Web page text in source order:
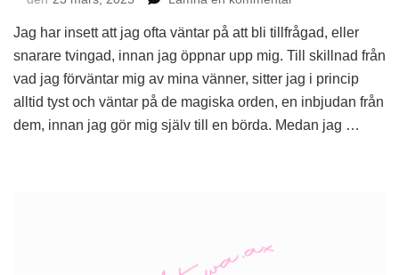
i
sommar
Jag har insett att jag ofta väntar på att bli tillfrågad, eller
snarare tvingad, innan jag öppnar upp mig. Till skillnad från
vad jag förväntar mig av mina vänner, sitter jag i princip
alltid tyst och väntar på de magiska orden, en inbjudan från
dem, innan jag gör mig själv till en börda. Medan jag …